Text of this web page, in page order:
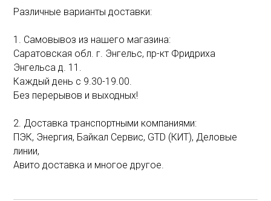
Различные варианты доставки:
1. Самовывоз из нашего магазина:
Саратовская обл. г. Энгельс, пр-кт Фридриха
Энгельса д. 11.
Каждый день с 9.30-19.00.
Без перерывов и выходных!
2. Доставка транспортными компаниями:
ПЭК, Энергия, Байкал Сервис, GTD (КИТ), Деловые
линии,
Авито доставка и многое другое.